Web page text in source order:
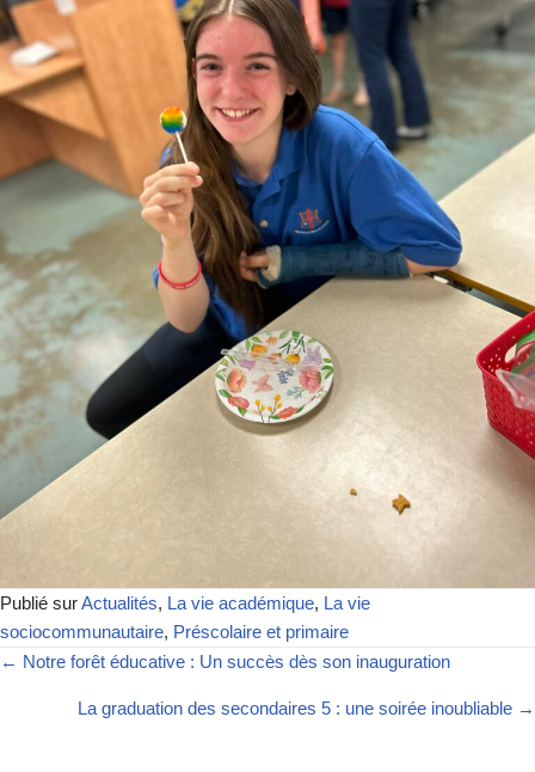
Publié surActualités, La vie académique, La vie
sociocommunautaire, Préscolaire et primaire
← Notre forêt éducative : Un succès dès son inauguration
La graduation des secondaires 5 : une soirée inoubliable →